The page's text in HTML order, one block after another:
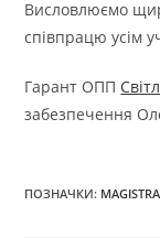
Висловлюємо
співпрацю усім
Гарант ОПП
забезпечення
ПОЗНАЧКИ: